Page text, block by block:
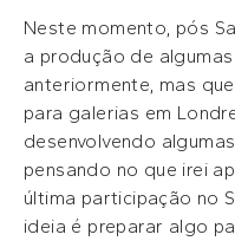
Neste momento, pós
a produção de
anteriormente, mas
para galerias em
desenvolvendo
pensando no que irei
última participação no
ideia é preparar algo